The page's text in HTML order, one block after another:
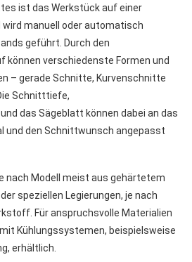
ist das Werkstück auf einer
manuell oder automatisch
geführt. Durch den
können verschiedenste Formen und
– gerade Schnitte, Kurvenschnitte
Schnitttiefe,
das Sägeblatt können dabei an das
und den Schnittwunsch angepasst
nach Modell meist aus gehärtetem
speziellen Legierungen, je nach
Für anspruchsvolle Materialien
Kühlungssystemen, beispielsweise
erhältlich.